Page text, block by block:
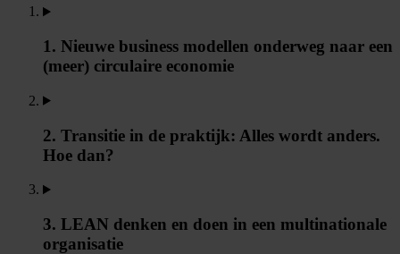
1. Nieuwe business modellen onderweg naar een
(meer) circulaire economie
2. Transitie in de praktijk: Alles wordt anders.
Hoe dan?
3. LEAN denken en doen in een multinationale
organisatie